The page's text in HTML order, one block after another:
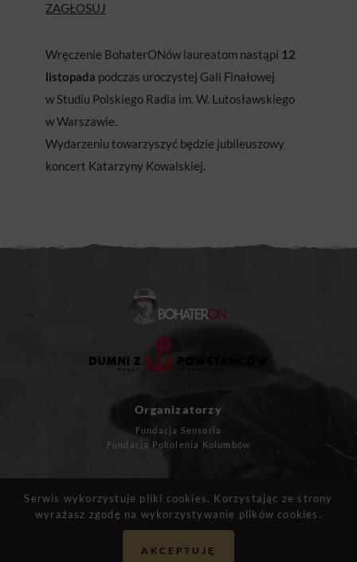
Serwis wykorzystuje pliki cookies. Korzystając ze strony
wyrażasz zgodę na wykorzystywanie plików cookies.
AKCEPTUJĘ
ZAGŁOSUJ
Wręczenie BohaterONów laureatom nastąpi 12
listopada podczas uroczystej Gali Finałowej
w Studiu Polskiego Radia im. W. Lutosławskiego
w Warszawie.
Wydarzeniu towarzyszyć będzie jubileuszowy
koncert Katarzyny Kowalskiej.
Organizatorzy
Fundacja Sensoria
Fundacja Pokolenia Kolumbów
kontakt@bohateron.pl